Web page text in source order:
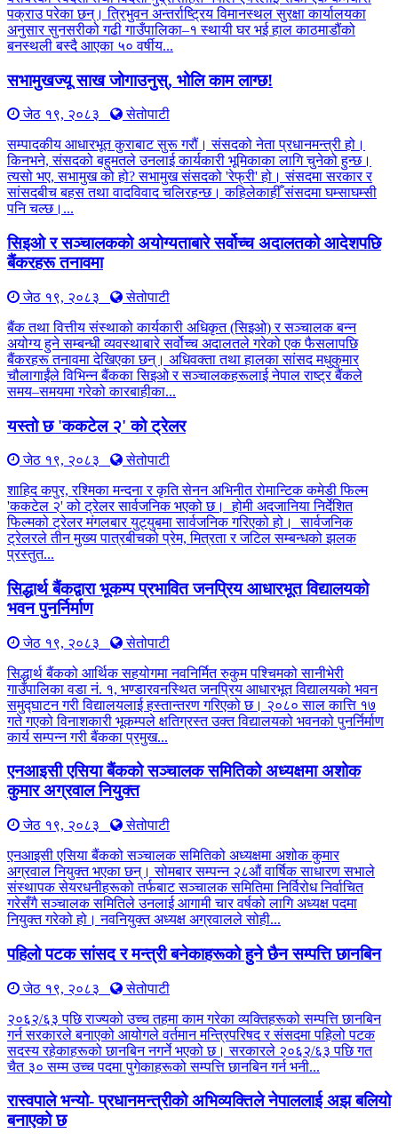
पक्राउ परेका छन्। त्रिभुवन अन्तर्राष्ट्रिय विमानस्थल सुरक्षा कार्यालयका
अनुसार सुनसरीको गढी गाउँपालिका–१ स्थायी घर भई हाल काठमाडौंको
बनस्थली बस्दै आएका ५० वर्षीय...
सभामुखज्यू साख जोगाउनुस्, भोलि काम लाग्छ!
जेठ १९, २०८३
सेतोपाटी
सम्पादकीय आधारभूत कुराबाट सुरू गरौं। संसदको नेता प्रधानमन्त्री हो।
किनभने, संसदको बहुमतले उनलाई कार्यकारी भूमिकाका लागि चुनेको हुन्छ।
त्यसो भए, सभामुख को हो? सभामुख संसदको 'रेफ्री' हो। संसदमा सरकार र
सांसदबीच बहस तथा वादविवाद चलिरहन्छ। कहिलेकाहीँ संसदमा घम्साघम्सी
पनि चल्छ।...
सिइओ र सञ्चालकको अयोग्यताबारे सर्वोच्च अदालतको आदेशपछि
बैंकरहरू तनावमा
जेठ १९, २०८३
सेतोपाटी
बैंक तथा वित्तीय संस्थाको कार्यकारी अधिकृत (सिइओ) र सञ्चालक बन्न
अयोग्य हुने सम्बन्धी व्यवस्थाबारे सर्वोच्च अदालतले गरेको एक फैसलापछि
बैंकरहरू तनावमा देखिएका छन्। अधिवक्ता तथा हालका सांसद मधुकुमार
चौलागाईंले विभिन्न बैंकका सिइओ र सञ्चालकहरूलाई नेपाल राष्ट्र बैंकले
समय–समयमा गरेको कारबाहीका...
यस्तो छ 'ककटेल २' को ट्रेलर
जेठ १९, २०८३
सेतोपाटी
शाहिद कपुर, रश्मिका मन्दना र कृति सेनन अभिनीत रोमान्टिक कमेडी फिल्म
'ककटेल २' को ट्रेलर सार्वजनिक भएको छ। होमी अदजानिया निर्देशित
फिल्मको ट्रेलर मंगलबार युट्युबमा सार्वजनिक गरिएको हो। सार्वजनिक
ट्रेलरले तीन मुख्य पात्रबीचको प्रेम, मित्रता र जटिल सम्बन्धको झलक
प्रस्तुत...
सिद्धार्थ बैंकद्वारा भूकम्प प्रभावित जनप्रिय आधारभूत विद्यालयको
भवन पुनर्निर्माण
जेठ १९, २०८३
सेतोपाटी
सिद्धार्थ बैंकको आर्थिक सहयोगमा नवनिर्मित रुकुम पश्चिमको सानीभेरी
गाउँपालिका वडा नं. १, भण्डारवनस्थित जनप्रिय आधारभूत विद्यालयको भवन
समुद्घाटन गरी विद्यालयलाई हस्तान्तरण गरिएको छ। २०८० साल कात्ति १७
गते गएको विनाशकारी भूकम्पले क्षतिग्रस्त उक्त विद्यालयको भवनको पुनर्निर्माण
कार्य सम्पन्न गरी बैंकका प्रमुख...
एनआइसी एसिया बैंकको सञ्चालक समितिको अध्यक्षमा अशोक
कुमार अग्रवाल नियुक्त
जेठ १९, २०८३
सेतोपाटी
एनआइसी एसिया बैंकको सञ्चालक समितिको अध्यक्षमा अशोक कुमार
अग्रवाल नियुक्त भएका छन्। सोमबार सम्पन्न २८औं वार्षिक साधारण सभाले
संस्थापक सेयरधनीहरूको तर्फबाट सञ्चालक समितिमा निर्विरोध निर्वाचित
गरेसँगै सञ्चालक समितिले उनलाई आगामी चार वर्षको लागि अध्यक्ष पदमा
नियुक्त गरेको हो। नवनियुक्त अध्यक्ष अग्रवालले सोही...
पहिलो पटक सांसद र मन्त्री बनेकाहरूको हुने छैन सम्पत्ति छानबिन
जेठ १९, २०८३
सेतोपाटी
२०६२/६३ पछि राज्यको उच्च तहमा काम गरेका व्यक्तिहरूको सम्पत्ति छानबिन
गर्न सरकारले बनाएको आयोगले वर्तमान मन्त्रिपरिषद र संसदमा पहिलो पटक
सदस्य रहेकाहरूको छानबिन नगर्ने भएको छ। सरकारले २०६२/६३ पछि गत
चैत ३० सम्म उच्च पदमा पुगेकाहरूको सम्पत्ति छानबिन गर्न भनी...
रास्वपाले भन्यो- प्रधानमन्त्रीको अभिव्यक्तिले नेपाललाई अझ बलियो
बनाएको छ